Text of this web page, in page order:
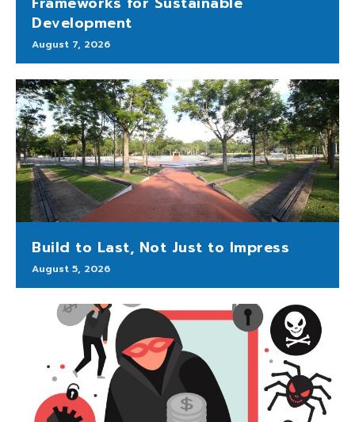
Development
August 7, 2026
Build to Last, Not Just to Impress
August 5, 2026